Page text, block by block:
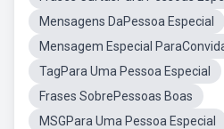
Mensagens DaPessoa Especial
Mensagem Especial
TagPara Uma Pessoa Especial
Frases SobrePessoas Boas
MSGPara Uma Pessoa Especial